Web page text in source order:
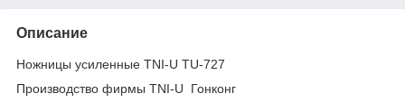
Описание
Ножницы усиленные TNI-U TU-727
Производство фирмы TNI-U Гонконг